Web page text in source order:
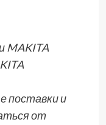
MAKITA
поставки и
от